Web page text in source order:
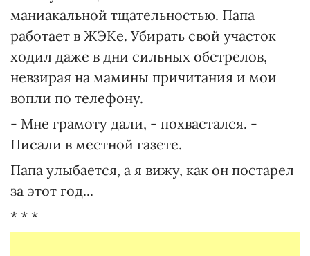
маниакальной тщательностью. Папа
работает в ЖЭКе. Убирать свой участок
ходил даже в дни сильных обстрелов,
невзирая на мамины причитания и мои
вопли по телефону.
- Мне грамоту дали, - похвастался. -
Писали в местной газете.
Папа улыбается, а я вижу, как он постарел
за этот год...
* * *